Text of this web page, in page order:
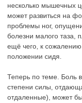
несколько мышечных
может развиться на
проблемы ног,
болезни малого таза,
ещё чего, к
положении сидя.
Теперь по теме. Боль
степени силы,
отдаленные), может